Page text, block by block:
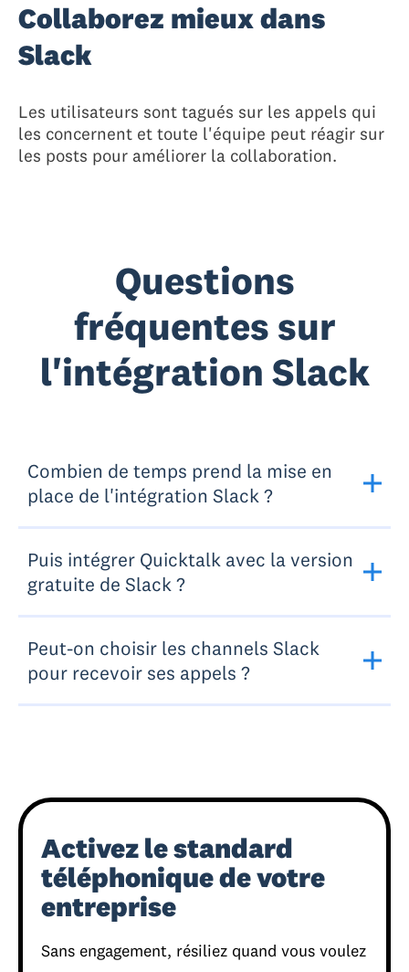
Collaborez mieux dans
Slack
Les utilisateurs sont tagués sur les appels qui
les concernent et toute l'équipe peut réagir sur
les posts pour améliorer la collaboration.
Questions
fréquentes sur
l'intégration Slack
Combien de temps prend la mise en
place de l'intégration Slack ?
Puis intégrer Quicktalk avec la version
gratuite de Slack ?
Peut-on choisir les channels Slack
pour recevoir ses appels ?
Activez le standard
téléphonique de votre
entreprise
Sans engagement, résiliez quand vous voulez